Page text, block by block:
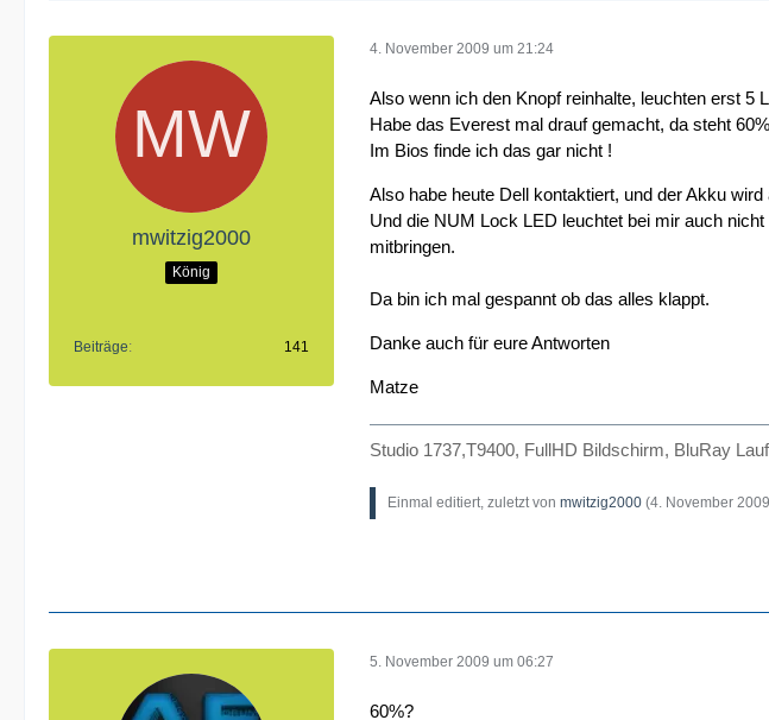
mwitzig2000
König
Beiträge 141
4. November 2009 um 21:24
Also wenn ich den Knopf reinhalte, leuchten erst 5
Habe das Everest mal drauf gemacht, da steht
Im Bios finde ich das gar nicht !
Also habe heute Dell kontaktiert, und der Akku
Und die NUM Lock LED leuchtet bei mir auch
mitbringen.
Da bin ich mal gespannt ob das alles klappt.
Danke auch für eure Antworten
Matze
Studio 1737,T9400, FullHD Bildschirm, BluRay
Einmal editiert, zuletzt von mwitzig2000 (4. November
5. November 2009 um 06:27
60%?